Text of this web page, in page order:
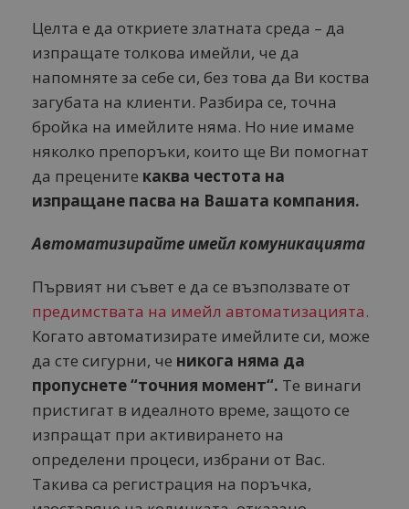
Целта е да откриете златната среда – да
изпращате толкова имейли, че да
напомняте за себе си, без това да Ви коства
загубата на клиенти. Разбира се, точна
бройка на имейлите няма. Но ние имаме
няколко препоръки, които ще Ви помогнат
да прецените каква честота на
изпращане пасва на Вашата компания.
Автоматизирайте имейл комуникацията
Първият ни съвет е да се възползвате от
предимствата на имейл автоматизацията.
Когато автоматизирате имейлите си, може
да сте сигурни, че никога няма да
пропуснете “точния момент“. Те винаги
пристигат в идеалното време, защото се
изпращат при активирането на
определени процеси, избрани от Вас.
Такива са регистрация на поръчка,